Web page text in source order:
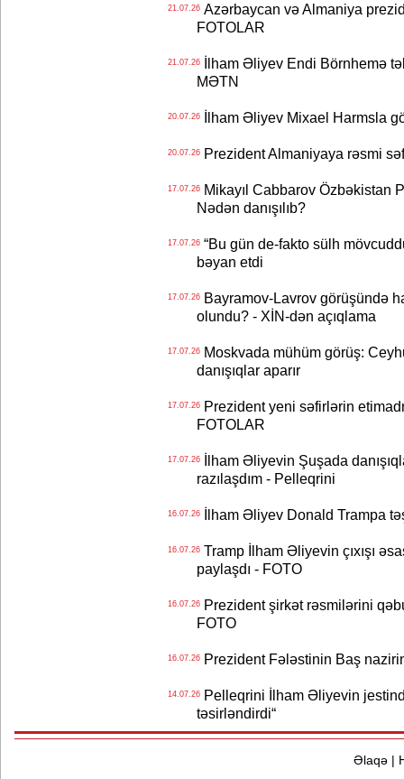
21.07.26Azərbaycan və Almaniya
FOTOLAR
21.07.26İlham Əliyev Endi Börnhemə
MƏTN
20.07.26İlham Əliyev Mixael Harmsla
20.07.26Prezident Almaniyaya rəsmi
17.07.26Mikayıl Cabbarov Özbəkistan
Nədən danışılıb?
17.07.26“Bu gün de-fakto sülh
bəyan etdi
17.07.26Bayramov-Lavrov görüşündə
olundu? - XİN-dən açıqlama
17.07.26Moskvada mühüm görüş:
danışıqlar aparır
17.07.26Prezident yeni səfirlərin
FOTOLAR
17.07.26İlham Əliyevin Şuşada
razılaşdım - Pelleqrini
16.07.26İlham Əliyev Donald Trampa
16.07.26Tramp İlham Əliyevin çıxışı
paylaşdı - FOTO
16.07.26Prezident şirkət rəsmilərini
FOTO
16.07.26Prezident Fələstinin Baş
14.07.26Pelleqrini İlham Əliyevin
təsirləndirdi“
Əlaqə|